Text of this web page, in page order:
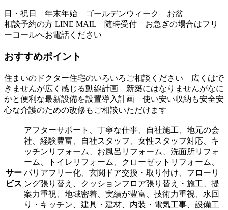
日・祝日 年末年始 ゴールデンウィーク お盆
相談予約の方 LINE MAIL 随時受付 お急ぎの場合はフリ
ーコールへお電話ください
おすすめポイント
住まいのドクター住宅のいろいろご相談ください 広くはで
きませんが広く感じる動線計画 新築にはなりませんがなに
かと便利な最新設備を設置導入計画 使い安い収納も安全安
心な介護のための改修もご相談いただけます
サー
ビス
アフターサポート、丁寧な仕事、自社施工、地元の会
社、経験豊富、自社スタッフ、女性スタッフ対応、キ
ッチンリフォーム、お風呂リフォーム、洗面所リフォ
ーム、トイレリフォーム、クローゼットリフォーム、
バリアフリー化、玄関ドア交換・取り付け、フローリ
ング張り替え、クッションフロア張り替え・施工、提
案力重視、地域密着、実績が豊富、技術力重視、水回
り・キッチン、建具・建材、内装・電気工事、設備工